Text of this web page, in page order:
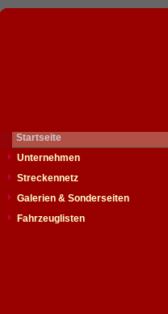
Startseite
Unternehmen
Streckennetz
Galerien & Sonderseiten
Fahrzeuglisten